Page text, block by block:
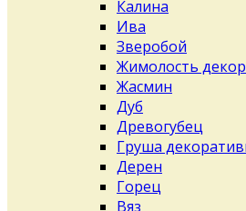
Калина
Ива
Зверобой
Жимолость
Жасмин
Дуб
Древогубец
Груша
Дерен
Горец
Вяз